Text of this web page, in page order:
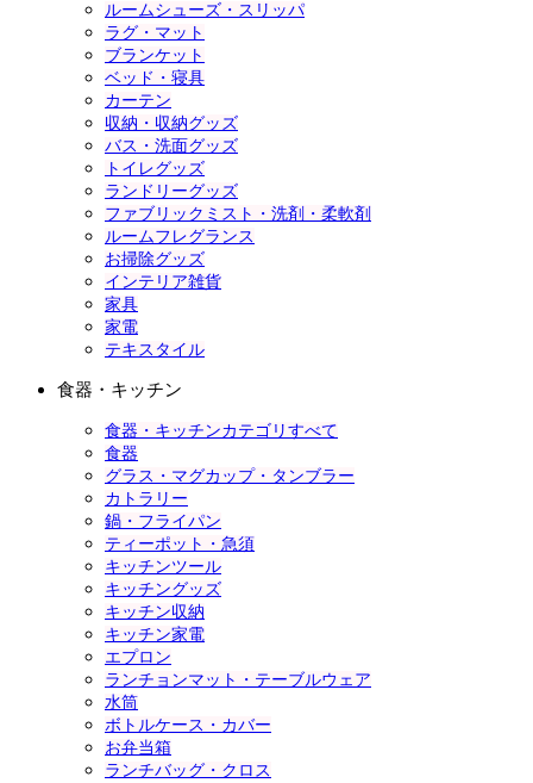
ルームシューズ・スリッパ
ラグ・マット
ブランケット
ベッド・寝具
カーテン
収納・収納グッズ
バス・洗面グッズ
トイレグッズ
ランドリーグッズ
ファブリックミスト・洗剤・柔軟剤
ルームフレグランス
お掃除グッズ
インテリア雑貨
家具
家電
テキスタイル
食器・キッチン
食器・キッチンカテゴリすべて
食器
グラス・マグカップ・タンブラー
カトラリー
鍋・フライパン
ティーポット・急須
キッチンツール
キッチングッズ
キッチン収納
キッチン家電
エプロン
ランチョンマット・テーブルウェア
水筒
ボトルケース・カバー
お弁当箱
ランチバッグ・クロス